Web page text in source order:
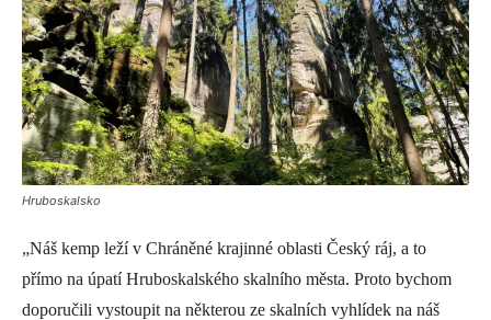
Hruboskalsko
„Náš kemp leží v Chráněné krajinné oblasti Český ráj, a to
přímo na úpatí Hruboskalského skalního města. Proto bychom
doporučili vystoupit na některou ze skalních vyhlídek na náš